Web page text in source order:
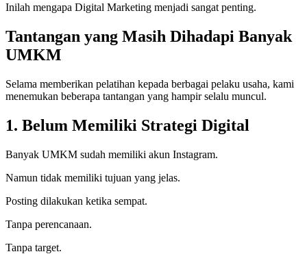
Inilah mengapa Digital Marketing menjadi sangat penting.
Tantangan yang Masih Dihadapi Banyak
UMKM
Selama memberikan pelatihan kepada berbagai pelaku usaha, kami
menemukan beberapa tantangan yang hampir selalu muncul.
1. Belum Memiliki Strategi Digital
Banyak UMKM sudah memiliki akun Instagram.
Namun tidak memiliki tujuan yang jelas.
Posting dilakukan ketika sempat.
Tanpa perencanaan.
Tanpa target.